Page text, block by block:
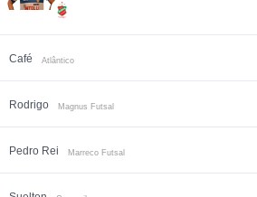
Café Atlântico
Rodrigo Magnus Futsal
Pedro Rei Marreco Futsal